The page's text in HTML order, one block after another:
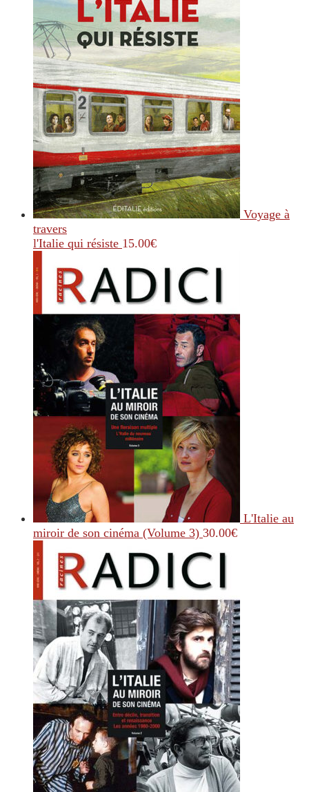
Voyage à
travers
l'Italie qui résiste 15.00€
L'Italie au
miroir de son cinéma (Volume 3) 30.00€